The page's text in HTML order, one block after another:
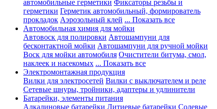
автомобильные герметики Фиксаторы резьбы и
герметики Герметик автомобильный, формирователь
прокладок Аэрозольный клей ... Показать все
Автомобильная химия для мойки
Автовоск для полировки Автошампуни для
бесконтактной мойки Автошампуни для ручной мойки
Воск для мойки автомобиля Очистители битума, смол,
наклеек и насекомых ... Показать все
Электромонтажная продукция
Вилки для электросетей Вилки с выключателем и реле
Сетевые шнуры, тройники, адаптеры и удлинители
Батарейки, элементы питания
Алкалиновые батарейки Литиевые батарейки Солевые